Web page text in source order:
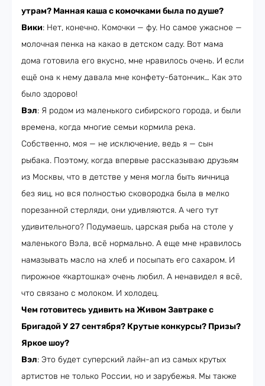
утрам? Манная каша с комочками была по душе?
Вики: Нет, конечно. Комочки — фу. Но самое ужасное —
молочная пенка на какао в детском саду. Вот мама
дома готовила его вкусно, мне нравилось очень. И если
ещё она к нему давала мне конфету-батончик… Как это
было здорово!
Вэл: Я родом из маленького сибирского города, и были
времена, когда многие семьи кормила река.
Собственно, моя — не исключение, ведь я — сын
рыбака. Поэтому, когда впервые рассказываю друзьям
из Москвы, что в детстве у меня могла быть яичница
без яиц, но вся полностью сковородка была в мелко
порезанной стерляди, они удивляются. А чего тут
удивительного? Подумаешь, царская рыба на столе у
маленького Вэла, всё нормально. А еще мне нравилось
намазывать масло на хлеб и посыпать его сахаром. И
пирожное «‎картошка» очень любил. А ненавидел я всё,
что связано с молоком. И холодец.
Чем готовитесь удивить на Живом Завтраке с
Бригадой У 27 сентября? Крутые конкурсы? Призы?
Яркое шоу?
Вэл: Это будет суперский лайн-ап из самых крутых
артистов не только России, но и зарубежья. Мы также